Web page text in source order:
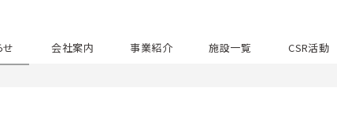
せ 会社案内 事業紹介 施設一覧 CSR活動